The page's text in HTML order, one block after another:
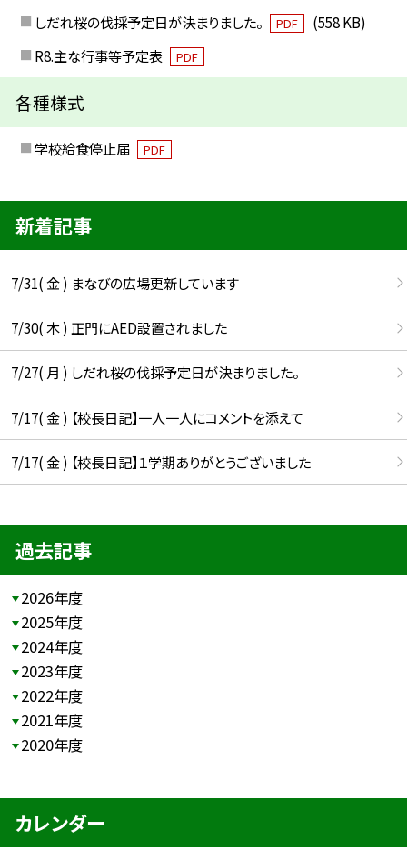
しだれ桜の伐採予定日が決まりました。
PDF
(558 KB)
R8.主な行事等予定表
PDF
各種様式
学校給食停止届 PDF
新着記事
7/31( 金 ) まなびの広場更新しています
7/30( 木 ) 正門にAED設置されました
7/27( 月 ) しだれ桜の伐採予定日が決まりました。
7/17( 金 ) 【校長日記】一人一人にコメントを添えて
7/17( 金 ) 【校長日記】１学期ありがとうございました
過去記事
2026年度
2025年度
2024年度
2023年度
2022年度
2021年度
2020年度
カレンダー